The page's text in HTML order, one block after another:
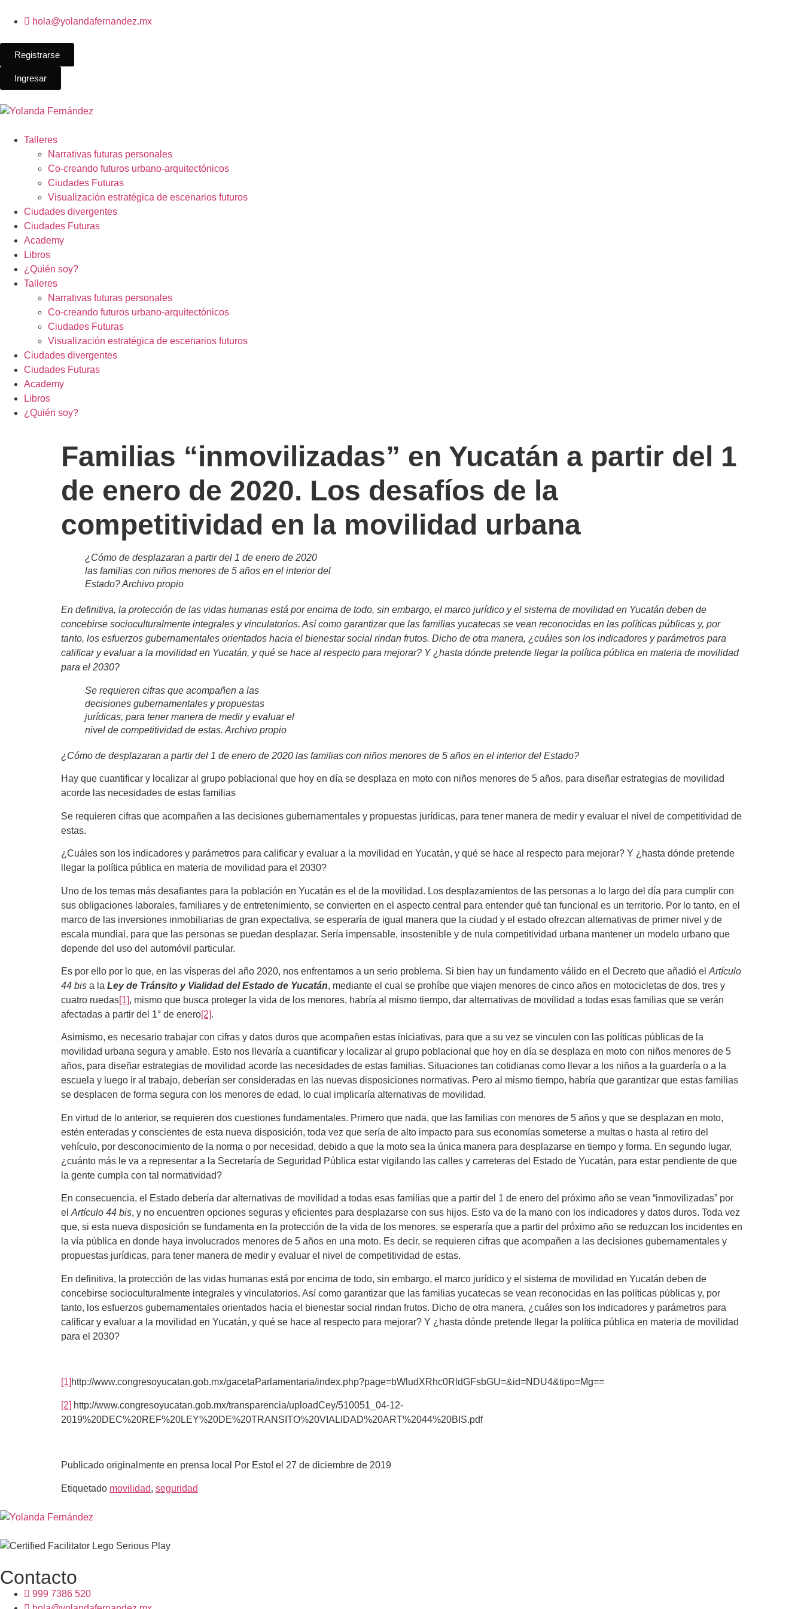
hola@yolandafernandez.mx
Registrarse
Ingresar
Talleres
Narrativas futuras personales
Co-creando futuros urbano-arquitectónicos
Ciudades Futuras
Visualización estratégica de escenarios futuros
Ciudades divergentes
Ciudades Futuras
Academy
Libros
¿Quién soy?
Talleres
Narrativas futuras personales
Co-creando futuros urbano-arquitectónicos
Ciudades Futuras
Visualización estratégica de escenarios futuros
Ciudades divergentes
Ciudades Futuras
Academy
Libros
¿Quién soy?
Familias “inmovilizadas” en Yucatán a partir del 1
de enero de 2020. Los desafíos de la
competitividad en la movilidad urbana
¿Cómo de desplazaran a partir del 1 de enero de 2020
las familias con niños menores de 5 años en el interior del
Estado? Archivo propio
En definitiva, la protección de las vidas humanas está por encima de todo, sin embargo, el marco jurídico y el sistema de movilidad en Yucatán deben de
concebirse socioculturalmente integrales y vinculatorios. Así como garantizar que las familias yucatecas se vean reconocidas en las políticas públicas y, por
tanto, los esfuerzos gubernamentales orientados hacia el bienestar social rindan frutos. Dicho de otra manera, ¿cuáles son los indicadores y parámetros para
calificar y evaluar a la movilidad en Yucatán, y qué se hace al respecto para mejorar? Y ¿hasta dónde pretende llegar la política pública en materia de movilidad
para el 2030?
Se requieren cifras que acompañen a las
decisiones gubernamentales y propuestas
jurídicas, para tener manera de medir y evaluar el
nivel de competitividad de estas. Archivo propio
¿Cómo de desplazaran a partir del 1 de enero de 2020 las familias con niños menores de 5 años en el interior del Estado?
Hay que cuantificar y localizar al grupo poblacional que hoy en día se desplaza en moto con niños menores de 5 años, para diseñar estrategias de movilidad
acorde las necesidades de estas familias
Se requieren cifras que acompañen a las decisiones gubernamentales y propuestas jurídicas, para tener manera de medir y evaluar el nivel de competitividad de
estas.
¿Cuáles son los indicadores y parámetros para calificar y evaluar a la movilidad en Yucatán, y qué se hace al respecto para mejorar? Y ¿hasta dónde pretende
llegar la política pública en materia de movilidad para el 2030?
Uno de los temas más desafiantes para la población en Yucatán es el de la movilidad. Los desplazamientos de las personas a lo largo del día para cumplir con
sus obligaciones laborales, familiares y de entretenimiento, se convierten en el aspecto central para entender qué tan funcional es un territorio. Por lo tanto, en el
marco de las inversiones inmobiliarias de gran expectativa, se esperaría de igual manera que la ciudad y el estado ofrezcan alternativas de primer nivel y de
escala mundial, para que las personas se puedan desplazar. Sería impensable, insostenible y de nula competitividad urbana mantener un modelo urbano que
depende del uso del automóvil particular.
Es por ello por lo que, en las vísperas del año 2020, nos enfrentamos a un serio problema. Si bien hay un fundamento válido en el Decreto que añadió el Artículo
44 bis a la Ley de Tránsito y Vialidad del Estado de Yucatán, mediante el cual se prohíbe que viajen menores de cinco años en motocicletas de dos, tres y
cuatro ruedas[1], mismo que busca proteger la vida de los menores, habría al mismo tiempo, dar alternativas de movilidad a todas esas familias que se verán
afectadas a partir del 1° de enero[2].
Asimismo, es necesario trabajar con cifras y datos duros que acompañen estas iniciativas, para que a su vez se vinculen con las políticas públicas de la
movilidad urbana segura y amable. Esto nos llevaría a cuantificar y localizar al grupo poblacional que hoy en día se desplaza en moto con niños menores de 5
años, para diseñar estrategias de movilidad acorde las necesidades de estas familias. Situaciones tan cotidianas como llevar a los niños a la guardería o a la
escuela y luego ir al trabajo, deberían ser consideradas en las nuevas disposiciones normativas. Pero al mismo tiempo, habría que garantizar que estas familias
se desplacen de forma segura con los menores de edad, lo cual implicaría alternativas de movilidad.
En virtud de lo anterior, se requieren dos cuestiones fundamentales. Primero que nada, que las familias con menores de 5 años y que se desplazan en moto,
estén enteradas y conscientes de esta nueva disposición, toda vez que sería de alto impacto para sus economías someterse a multas o hasta al retiro del
vehículo, por desconocimiento de la norma o por necesidad, debido a que la moto sea la única manera para desplazarse en tiempo y forma. En segundo lugar,
¿cuánto más le va a representar a la Secretaría de Seguridad Pública estar vigilando las calles y carreteras del Estado de Yucatán, para estar pendiente de que
la gente cumpla con tal normatividad?
En consecuencia, el Estado debería dar alternativas de movilidad a todas esas familias que a partir del 1 de enero del próximo año se vean “inmovilizadas” por
el Artículo 44 bis, y no encuentren opciones seguras y eficientes para desplazarse con sus hijos. Esto va de la mano con los indicadores y datos duros. Toda vez
que, si esta nueva disposición se fundamenta en la protección de la vida de los menores, se esperaría que a partir del próximo año se reduzcan los incidentes en
la vía pública en donde haya involucrados menores de 5 años en una moto. Es decir, se requieren cifras que acompañen a las decisiones gubernamentales y
propuestas jurídicas, para tener manera de medir y evaluar el nivel de competitividad de estas.
En definitiva, la protección de las vidas humanas está por encima de todo, sin embargo, el marco jurídico y el sistema de movilidad en Yucatán deben de
concebirse socioculturalmente integrales y vinculatorios. Así como garantizar que las familias yucatecas se vean reconocidas en las políticas públicas y, por
tanto, los esfuerzos gubernamentales orientados hacia el bienestar social rindan frutos. Dicho de otra manera, ¿cuáles son los indicadores y parámetros para
calificar y evaluar a la movilidad en Yucatán, y qué se hace al respecto para mejorar? Y ¿hasta dónde pretende llegar la política pública en materia de movilidad
para el 2030?
[1] http://www.congresoyucatan.gob.mx/gacetaParlamentaria/index.php?page=bWludXRhc0RldGFsbGU=&id=NDU4&tipo=Mg==
[2] http://www.congresoyucatan.gob.mx/transparencia/uploadCey/510051_04-12-
2019%20DEC%20REF%20LEY%20DE%20TRANSITO%20VIALIDAD%20ART%2044%20BIS.pdf
Publicado originalmente en prensa local Por Esto! el 27 de diciembre de 2019
Etiquetado movilidad, seguridad
Contacto
999 7386 520